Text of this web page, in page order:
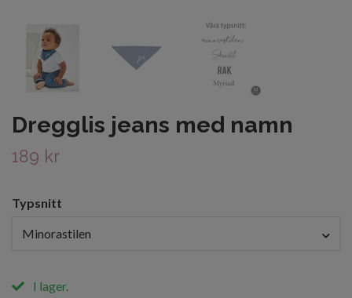
Dregglis jeans med namn
189 kr
Typsnitt
Minorastilen
I lager.